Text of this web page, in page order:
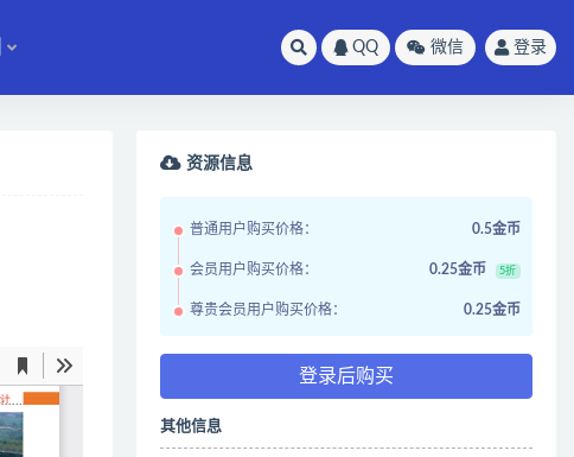
QQ 微信 登录
资源信息
普通用户购买价格： 0.5金币
会员用户购买价格： 0.25金币 5折
尊贵会员用户购买价格： 0.25金币
登录后购买
其他信息